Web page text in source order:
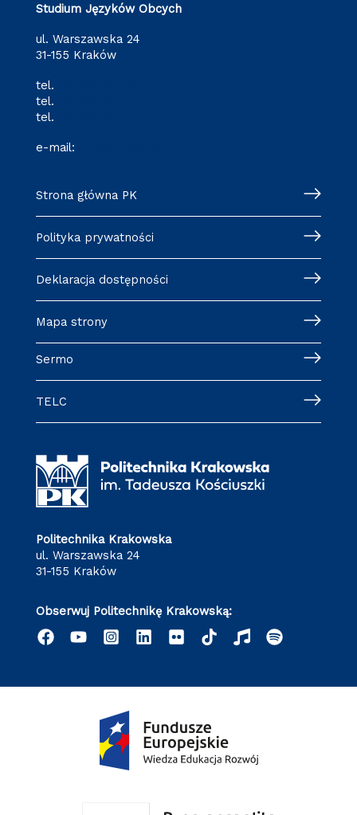
Studium Języków Obcych
ul. Warszawska 24
31-155 Kraków
tel.
tel.
tel.
e-mail:
Strona główna PK
Polityka prywatności
Deklaracja dostępności
Mapa strony
Sermo
TELC
Politechnika Krakowska
ul. Warszawska 24
31-155 Kraków
Obserwuj Politechnikę Krakowską: